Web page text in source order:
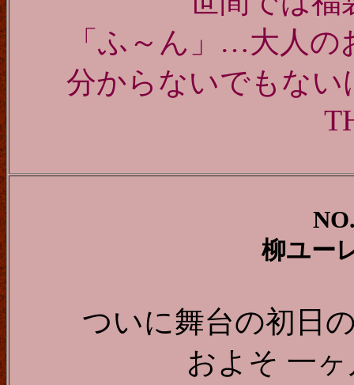
「ふ～ん」…大人
分からないでもな
柳ユー
ついに舞台の初日
およそ 一